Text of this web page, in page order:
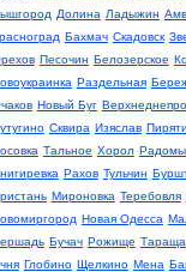
Долина Ладыжин
Бахмач Скадовск
Песочин Белозерское
Раздельная
Новый Буг
Сквира Изяслав
Тальное Хорол
Рахов Тульчин
Мироновка Теребовля
Новая Одесса
Бучач Рожище Тараща
Глобино Щелкино Мена